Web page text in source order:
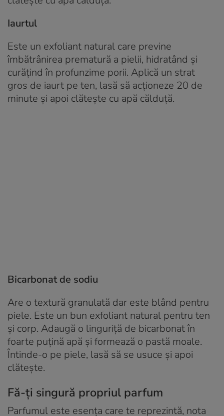
Iaurtul
Este un exfoliant natural care previne
îmbătrânirea prematură a pielii, hidratând și
curățind în profunzime porii. Aplică un strat
gros de iaurt pe ten, lasă să acționeze 20 de
minute și apoi clătește cu apă călduță.
Bicarbonat de sodiu
Are o textură granulată dar este blând pentru
piele. Este un bun exfoliant natural pentru ten
și corp. Adaugă o linguriță de bicarbonat în
foarte puțină apă și formează o pastă moale.
Întinde-o pe piele, lasă să se usuce și apoi
clătește.
Fă-ți singură propriul parfum
Parfumul este esența care te reprezintă, nota